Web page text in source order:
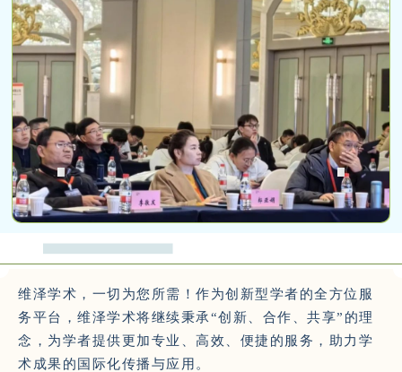
维泽学术，一切为您所需！作为创新型学者的全方位服
务平台，维泽学术将继续秉承“创新、合作、共享”的理
念，为学者提供更加专业、高效、便捷的服务，助力学
术成果的国际化传播与应用。